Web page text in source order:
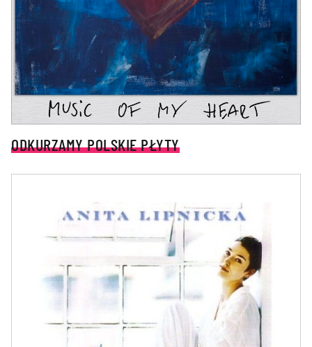
ODKURZAMY POLSKIE PŁYTY